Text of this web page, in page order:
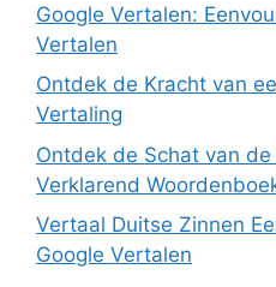
Google Vertalen:
Vertalen
Ontdek de Kracht van
Vertaling
Ontdek de Schat van
Verklarend
Vertaal Duitse Zinnen
Google Vertalen